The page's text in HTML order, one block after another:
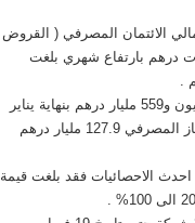
الائتمان المصرفي ( القروض
البنوك العاملة بالدولة) خلال شهر يناير 2017بلغ نحو 3.5 مليارات درهم بارتفاع شهري بلغت
وأظهر تقرير المصرف أن إجمالي الودائع لدى المصارف العاملة في الدولة بلغ تريليون و559 مليار درهم بنهاية يناير
2017 مقابل تريليون و 471.1 مليار درهم بنهاية يناير 2016 مما يعني ستقطاب الجهاز المصرفي 127.9 مليار درهم
الاحصائيات فقد بلغت قيمة